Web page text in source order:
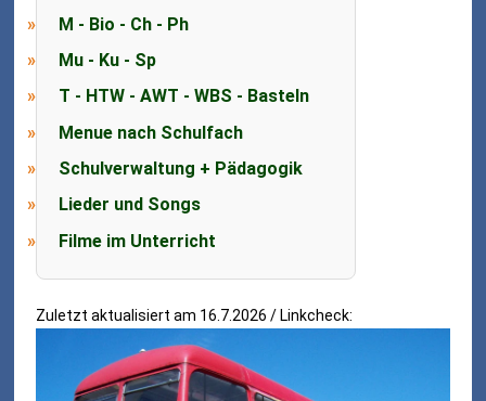
M - Bio - Ch - Ph
Mu - Ku - Sp
T - HTW - AWT - WBS - Basteln
Menue nach Schulfach
Schulverwaltung + Pädagogik
Lieder und Songs
Filme im Unterricht
Zuletzt aktualisiert am 16.7.2026 / Linkcheck: